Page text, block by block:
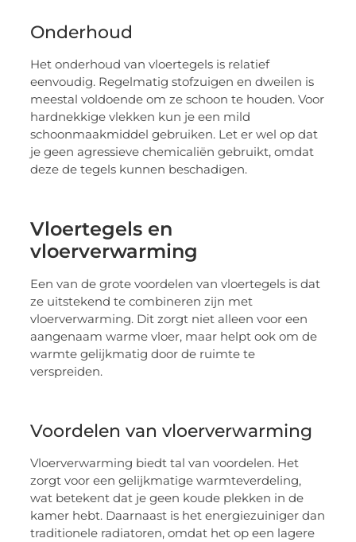
Onderhoud
Het onderhoud van vloertegels is relatief
eenvoudig. Regelmatig stofzuigen en dweilen is
meestal voldoende om ze schoon te houden. Voor
hardnekkige vlekken kun je een mild
schoonmaakmiddel gebruiken. Let er wel op dat
je geen agressieve chemicaliën gebruikt, omdat
deze de tegels kunnen beschadigen.
Vloertegels en
vloerverwarming
Een van de grote voordelen van vloertegels is dat
ze uitstekend te combineren zijn met
vloerverwarming. Dit zorgt niet alleen voor een
aangenaam warme vloer, maar helpt ook om de
warmte gelijkmatig door de ruimte te
verspreiden.
Voordelen van vloerverwarming
Vloerverwarming biedt tal van voordelen. Het
zorgt voor een gelijkmatige warmteverdeling,
wat betekent dat je geen koude plekken in de
kamer hebt. Daarnaast is het energiezuiniger dan
traditionele radiatoren, omdat het op een lagere